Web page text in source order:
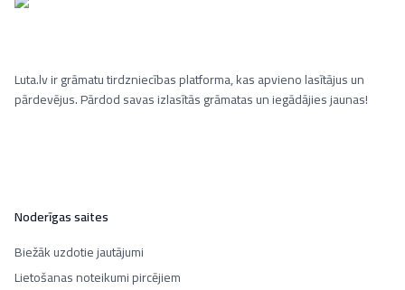
Luta.lv ir grāmatu tirdzniecības platforma, kas apvieno lasītājus un
pārdevējus. Pārdod savas izlasītās grāmatas un iegādājies jaunas!
Noderīgas saites
Biežāk uzdotie jautājumi
Lietošanas noteikumi pircējiem